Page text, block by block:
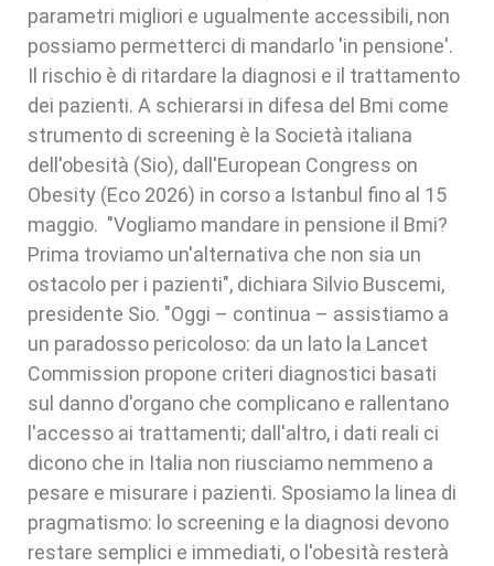
parametri migliori e ugualmente accessibili, non
possiamo permetterci di mandarlo 'in pensione'.
Il rischio è di ritardare la diagnosi e il trattamento
dei pazienti. A schierarsi in difesa del Bmi come
strumento di screening è la Società italiana
dell'obesità (Sio), dall'European Congress on
Obesity (Eco 2026) in corso a Istanbul fino al 15
maggio. "Vogliamo mandare in pensione il Bmi?
Prima troviamo un'alternativa che non sia un
ostacolo per i pazienti", dichiara Silvio Buscemi,
presidente Sio. "Oggi – continua – assistiamo a
un paradosso pericoloso: da un lato la Lancet
Commission propone criteri diagnostici basati
sul danno d'organo che complicano e rallentano
l'accesso ai trattamenti; dall'altro, i dati reali ci
dicono che in Italia non riusciamo nemmeno a
pesare e misurare i pazienti. Sposiamo la linea di
pragmatismo: lo screening e la diagnosi devono
restare semplici e immediati, o l'obesità resterà